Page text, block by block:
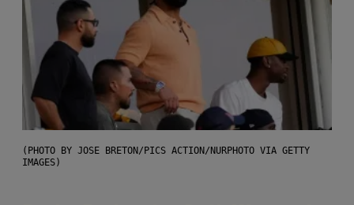
(PHOTO BY JOSE BRETON/PICS ACTION/NURPHOTO VIA GETTY
IMAGES)